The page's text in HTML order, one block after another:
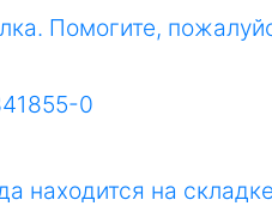
Помогите,
0
находится на